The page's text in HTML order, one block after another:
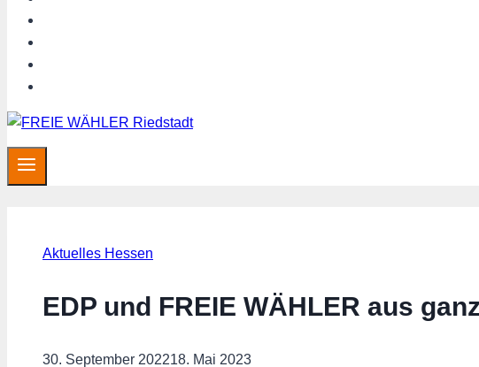
Aktuelles Hessen
EDP und FREIE WÄHLER aus
30. September 202218. Mai 2023